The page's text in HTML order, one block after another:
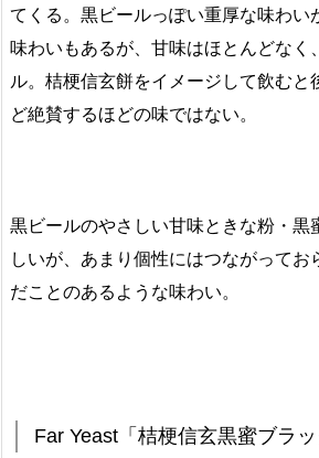
てくる。黒ビールっぽい重厚な味わい
味わいもあるが、甘味はほとんどなく
ル。桔梗信玄餅をイメージして飲むと
ど絶賛するほどの味ではない。
黒ビールのやさしい甘味ときな粉・黒
しいが、あまり個性にはつながってお
だことのあるような味わい。
Far Yeast「桔梗信玄黒蜜ブラ